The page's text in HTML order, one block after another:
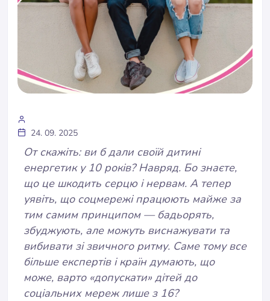
24. 09. 2025
От скажіть: ви б дали своїй дитині
енергетик у 10 років? Навряд. Бо знаєте,
що це шкодить серцю і нервам. А тепер
уявіть, що соцмережі працюють майже за
тим самим принципом — бадьорять,
збуджують, але можуть виснажувати та
вибивати зі звичного ритму. Саме тому все
більше експертів і країн думають, що
може, варто «допускати» дітей до
соціальних мереж лише з 16?